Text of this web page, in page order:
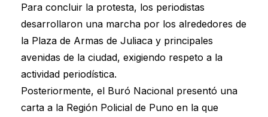
Para concluir la protesta, los periodistas
desarrollaron una marcha por los alrededores de
la Plaza de Armas de Juliaca y principales
avenidas de la ciudad, exigiendo respeto a la
actividad periodística.
Posteriormente, el Buró Nacional presentó una
carta a la Región Policial de Puno en la que